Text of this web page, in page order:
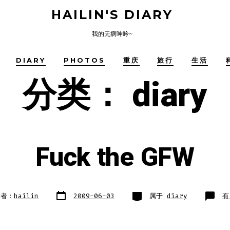
HAILIN'S DIARY
我的无病呻吟~
DIARY PHOTOS 重庆 旅行 生活
分类： diary
Fuck the GFW
： hailin 文
章 2009-06-03 类
别 属于 diary